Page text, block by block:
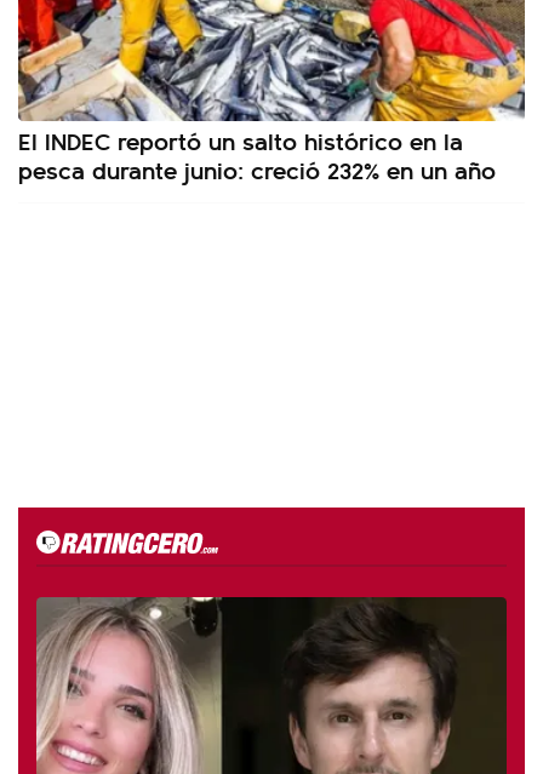
El INDEC reportó un salto histórico en la
pesca durante junio: creció 232% en un año